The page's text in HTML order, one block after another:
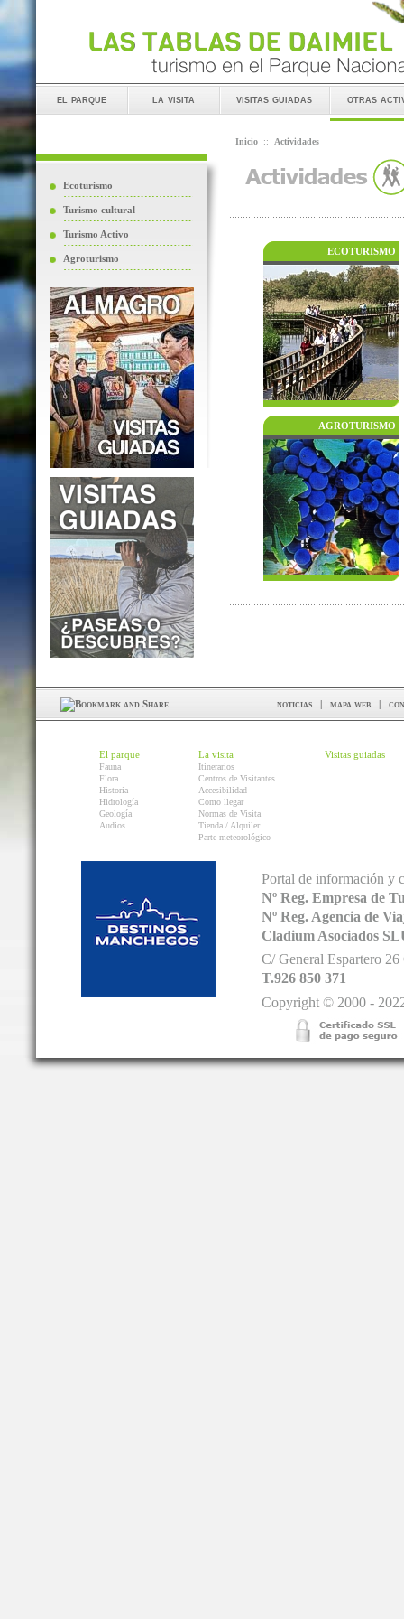
el parque la visita visitas guiadas otras
Ecoturismo
Turismo cultural
Turismo Activo
Agroturismo
Inicio :: Actividades
ECOTURISMO
AGROTURISMO
noticias | mapa web |
El parque
Fauna
Flora
Historia
Hidrología
Geología
Audios
La visita
Itinerarios
Centros de Visitantes
Accesibilidad
Como llegar
Normas de Visita
Tienda / Alquiler
Parte meteorológico
Visitas guiadas
Portal de información y
Nº Reg. Empresa de
Nº Reg. Agencia de
Cladium Asociados
C/ General Espartero
T.926 850 371
Copyright © 2000 -